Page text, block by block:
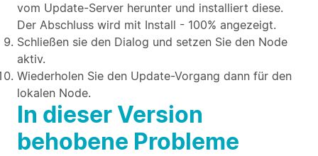
vom Update-Server herunter und installiert diese.
Der Abschluss wird mit Install - 100% angezeigt.
Schließen sie den Dialog und setzen Sie den Node
aktiv.
Wiederholen Sie den Update-Vorgang dann für den
lokalen Node.
In dieser Version
behobene Probleme